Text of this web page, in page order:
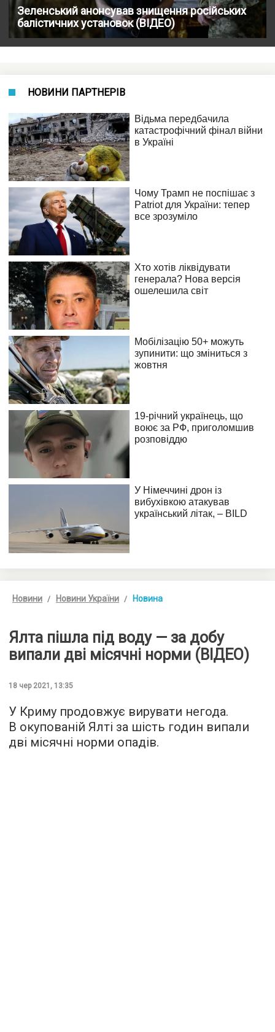
Зеленський анонсував знищення російських
балістичних установок (ВІДЕО)
НОВИНИ ПАРТНЕРІВ
Новини Новини України Новина
Ялта пішла під воду — за добу
випали дві місячні норми (ВІДЕО)
18 чер 2021, 13:35
У Криму продовжує вирувати негода.
В окупованій Ялті за шість годин випали
дві місячні норми опадів.